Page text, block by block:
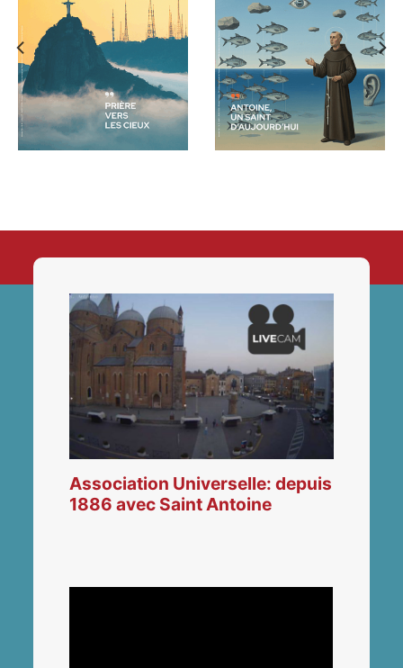
Association Universelle: depuis
1886 avec Saint Antoine